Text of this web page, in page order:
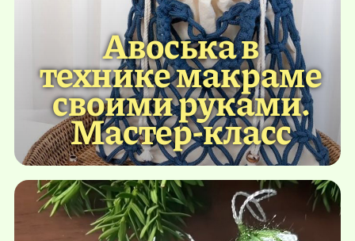
Авоська в
технике макраме
своими руками.
Мастер-класс